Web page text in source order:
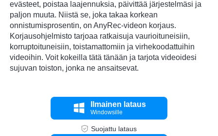
evästeet, poistaa laajennuksia, päivittää järjestelmäsi ja
paljon muuta. Niistä se, joka takaa korkean
onnistumisprosentin, on AnyRec-videon korjaus.
Korjausohjelmisto tarjoaa ratkaisuja vaurioituneisiin,
korruptoituneisiin, toistamattomiin ja virhekoodattuihin
videoihin. Voit kokeilla tätä tänään ja tarjota videoidesi
sujuvan toiston, jonka ne ansaitsevat.
Ilmainen lataus
Windowsille
Suojattu lataus